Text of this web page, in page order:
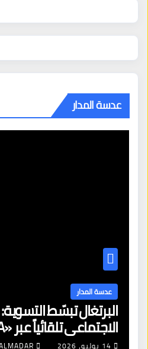
عدسة المدار
عدسة المدار
البرتغال تبسّط
14 يوليو، 2026